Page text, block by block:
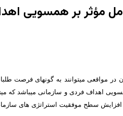
مؤثر بر همسویی
در مواقعی می­توانند به گونه­ای فرصت
اهداف فردی و سازمانی می­باشد که
سطح موفقیت استراتژی ­های سازمان